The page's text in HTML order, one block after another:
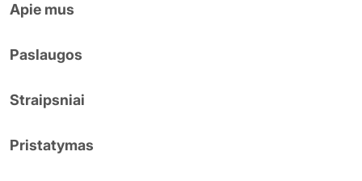
Apie mus
Paslaugos
Straipsniai
Pristatymas